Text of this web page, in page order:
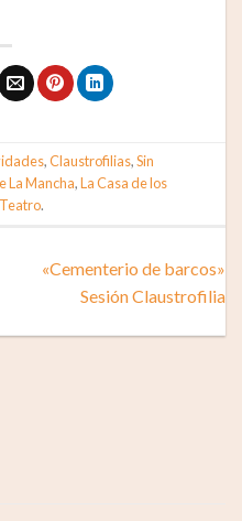
,Claustrofilias,Sin
La Mancha,La Casa de los
Teatro.
«Cementerio de barcos»
Sesión Claustrofilia